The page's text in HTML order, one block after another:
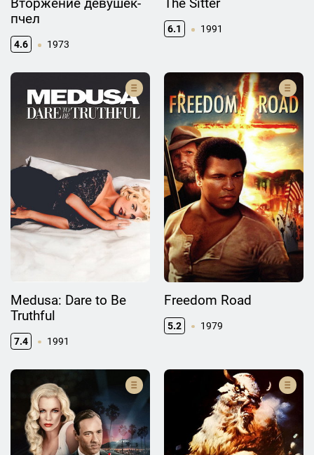
пчел
4.6 1973
6.1 1991
Medusa: Dare to Be
Truthful
7.4 1991
Freedom Road
5.2 1979